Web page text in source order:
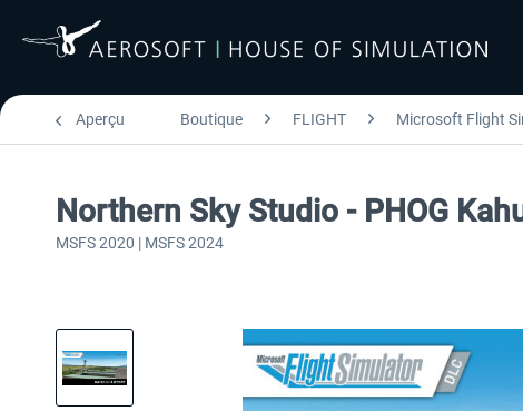
Aperçu Boutique FLIGHT Microsoft Flight
Northern Sky Studio - PHOG
MSFS 2020 | MSFS 2024